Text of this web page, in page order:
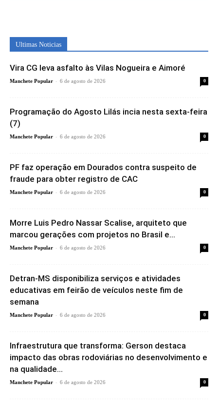
Ultimas Noticias
Vira CG leva asfalto às Vilas Nogueira e Aimoré
Manchete Popular - 6 de agosto de 2026 0
Programação do Agosto Lilás incia nesta sexta-feira
(7)
Manchete Popular - 6 de agosto de 2026 0
PF faz operação em Dourados contra suspeito de
fraude para obter registro de CAC
Manchete Popular - 6 de agosto de 2026 0
Morre Luis Pedro Nassar Scalise, arquiteto que
marcou gerações com projetos no Brasil e...
Manchete Popular - 6 de agosto de 2026 0
Detran-MS disponibiliza serviços e atividades
educativas em feirão de veículos neste fim de
semana
Manchete Popular - 6 de agosto de 2026 0
Infraestrutura que transforma: Gerson destaca
impacto das obras rodoviárias no desenvolvimento e
na qualidade...
Manchete Popular - 6 de agosto de 2026 0